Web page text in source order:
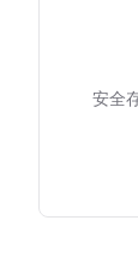
安全